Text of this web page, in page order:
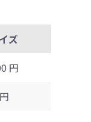
ズ
円